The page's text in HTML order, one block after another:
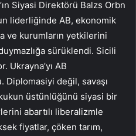
Siyasi Direktörü Balzs Orbn
liderliğinde AB, ekonomik
ve kurumların yetkilerini
sürüklendi. Sicili
Ukrayna’yı AB
Diplomasiyi değil, savaşı
üstünlüğünü siyasi bir
abartılı liberalizmle
fiyatlar, çöken tarım,